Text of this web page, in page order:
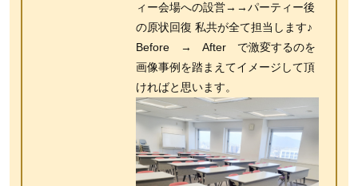
ィー会場への設営→→パーティー後
の原状回復 私共が全て担当します♪
Before → After で激変するのを
画像事例を踏まえてイメージして頂
ければと思います。